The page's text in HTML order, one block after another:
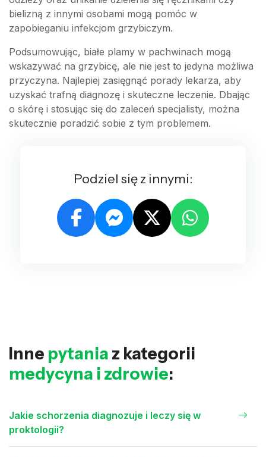
bielizną z innymi osobami mogą pomóc w
zapobieganiu infekcjom grzybiczym.
Podsumowując, białe plamy w pachwinach mogą
wskazywać na grzybicę, ale nie jest to jedyna możliwa
przyczyna. Najlepiej zasięgnąć porady lekarza, aby
uzyskać trafną diagnozę i skuteczne leczenie. Dbając
o skórę i stosując się do zaleceń specjalisty, można
skutecznie poradzić sobie z tym problemem.
Podziel się z innymi:
Inne pytania z kategorii
medycyna i zdrowie:
Jakie schorzenia diagnozuje i leczy się w
proktologii?